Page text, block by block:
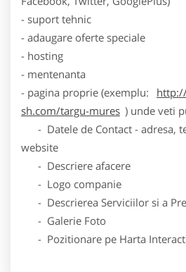
- suport tehnic
- adaugare oferte speciale
- hosting
- mentenanta
- pagina proprie (exemplu:
sh.com/targu-mures ) unde veti
- Datele de Contact - adresa,
website
- Descriere afacere
- Logo companie
- Descrierea Serviciilor si a
- Galerie Foto
- Pozitionare pe Harta